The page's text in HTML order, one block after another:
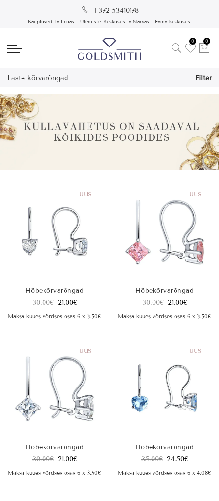
+372 53410178
Kauplused Tallinnas - Ülemiste Keskuses ja Narvas - Fama keskuses.
0 0
Laste kõrvarõngad Filter
uus
Hõbekõrvarõngad
30.00€ 21.00€
Maksa kuues võrdses osas 6 x 3.50€
uus
Hõbekõrvarõngad
30.00€ 21.00€
Maksa kuues võrdses osas 6 x 3.50€
uus
Hõbekõrvarõngad
30.00€ 21.00€
Maksa kuues võrdses osas 6 x 3.50€
uus
Hõbekõrvarõngad
35.00€ 24.50€
Maksa kuues võrdses osas 6 x 4.08€